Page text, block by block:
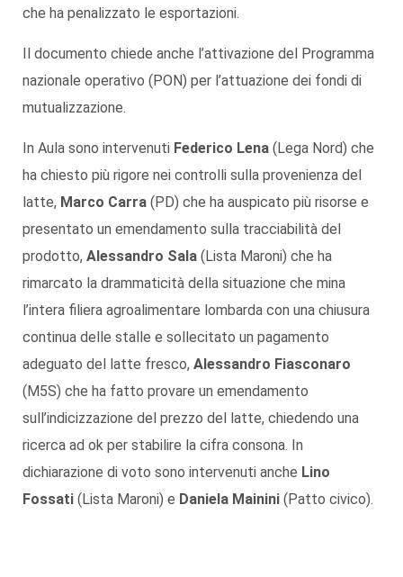
che ha penalizzato le esportazioni.
Il documento chiede anche l’attivazione del Programma
nazionale operativo (PON) per l’attuazione dei fondi di
mutualizzazione.
In Aula sono intervenuti Federico Lena (Lega Nord) che
ha chiesto più rigore nei controlli sulla provenienza del
latte, Marco Carra (PD) che ha auspicato più risorse e
presentato un emendamento sulla tracciabilità del
prodotto, Alessandro Sala (Lista Maroni) che ha
rimarcato la drammaticità della situazione che mina
l’intera filiera agroalimentare lombarda con una chiusura
continua delle stalle e sollecitato un pagamento
adeguato del latte fresco, Alessandro Fiasconaro
(M5S) che ha fatto provare un emendamento
sull’indicizzazione del prezzo del latte, chiedendo una
ricerca ad ok per stabilire la cifra consona. In
dichiarazione di voto sono intervenuti anche Lino
Fossati (Lista Maroni) e Daniela Mainini (Patto civico).